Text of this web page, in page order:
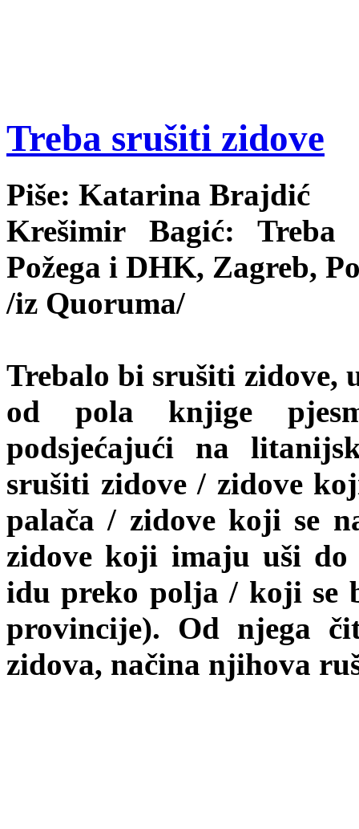
Treba srušiti zidove
Piše: Katarina Brajdić
Krešimir Bagić:
Požega i DHK, Zagreb,
/iz Quoruma/
Trebalo bi srušiti zidove,
od pola knjige
podsjećajući na
srušiti zidove / zidove
palača / zidove koji se
zidove koji imaju uši
idu preko polja / koji se
provincije). Od njega
zidova, načina njihova